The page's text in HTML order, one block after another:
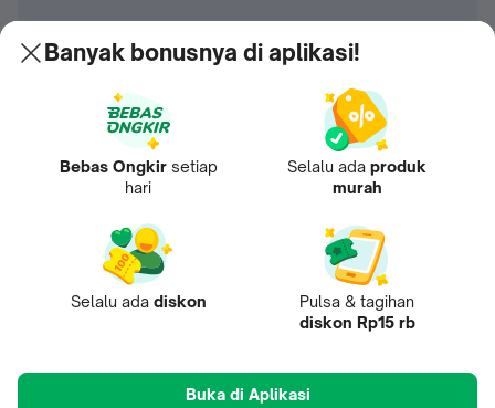
Banyak bonusnya di aplikasi!
Bebas Ongkir setiap
hari
Selalu ada produk
murah
Selalu ada diskon
Pulsa & tagihan
diskon Rp15 rb
Buka di Aplikasi